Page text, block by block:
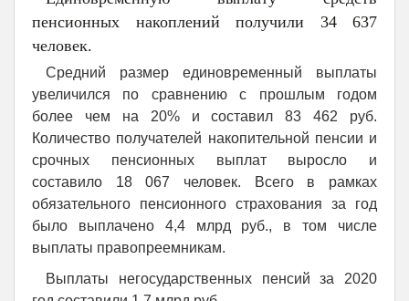
пенсионных накоплений получили 34 637
человек.
Средний размер единовременный выплаты
увеличился по сравнению с прошлым годом
более чем на 20% и составил 83 462 руб.
Количество получателей накопительной пенсии и
срочных пенсионных выплат выросло и
составило 18 067 человек. Всего в рамках
обязательного пенсионного страхования за год
было выплачено 4,4 млрд руб., в том числе
выплаты правопреемникам.
Выплаты негосударственных пенсий за 2020